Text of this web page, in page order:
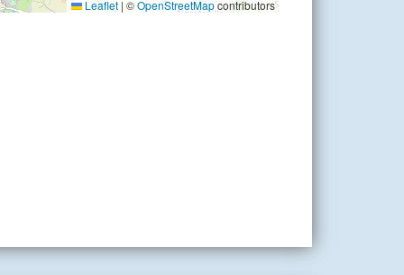
Leaflet | ©OpenStreetMapcontributors